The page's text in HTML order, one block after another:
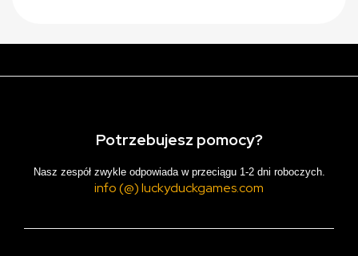
Potrzebujesz pomocy?
Nasz zespół zwykle odpowiada w przeciągu 1-2 dni roboczych.
info (@) luckyduckgames.com